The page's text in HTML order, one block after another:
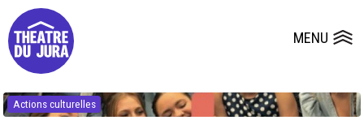
MENU
Presse
Salles
Dépôts de dossiers
Actions culturelles